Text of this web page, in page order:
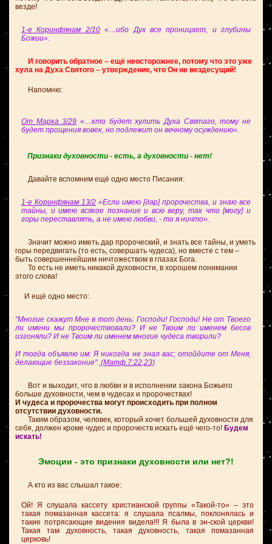
везде!
1-е Коринфянам 2/10«…ибо Дух все проницает, и глубины
Божии».
И говорить обратное – ещё неосторожнее, потому что это уже
хула на Духа Святого – утверждение, что Он не вездесущий!
Напомню:
От Марка 3/29 «…кто будет хулить Духа Святаго, тому не
будет прощения вовек, но подлежит он вечному осуждению».
Признаки духовности - есть, а духовности - нет!
Давайте вспомним ещё одно место Писания:
1-е Коринфянам 13/2 «Если имею [дар] пророчества, и знаю все
тайны, и имею всякое познание и всю веру, так что [могу] и
горы переставлять, а не имею любви, - то я ничто».
Значит можно иметь дар пророческий, и знать все тайны, и уметь
горы передвигать (то есть, совершать чудеса), но вместе с тем –
быть совершеннейшим ничтожеством в глазах Бога.
То есть не иметь никакой духовности, в хорошем понимании
этого слова!
И ещё одно место:
"Многие скажут Мне в тот день: Господи! Господи! Не от Твоего
ли имени мы пророчествовали? И не Твоим ли именем бесов
изгоняли? И не Твоим ли именем многие чудеса творили?
И тогда объявлю им: Я никогда не знал вас; отойдите от Меня,
делающие беззаконие". (Матф.7:22,23)
Вот и выходит, что в любви и в исполнении закона Божьего
больше духовности, чем в чудесах и пророчествах!
И чудеса и пророчества могут происходить при полном
отсутствии духовности.
Таким образом, человек, который хочет большей духовности для
себя, должен кроме чудес и пророчеств искать ещё чего-то! Будем
искать!
Эмоции - это признаки духовности или нет?!
А кто из вас слышал такое:
Ой! Я слушала кассету христианской группы «Такой-то» – это
такая помазанная кассета: я слушала псалмы, поклонялась и
такие потрясающие видения видела!!! Я была в эн-ской церкви!
Такая там духовность, такая духовность, такая помазанная
церковь!